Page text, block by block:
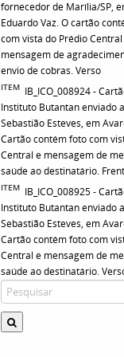
fornecedor de Marília/SP,
Eduardo Vaz. O cartão
com vista do Prédio
mensagem de
envio de cobras. Verso
ITEM IB_ICO_008924 -
Instituto Butantan enviado
Sebastião Esteves, em
Cartão contém foto com
Central e mensagem de
saúde ao destinatário.
ITEM IB_ICO_008925 -
Instituto Butantan enviado
Sebastião Esteves, em
Cartão contém foto com
Central e mensagem de
saúde ao destinatário.